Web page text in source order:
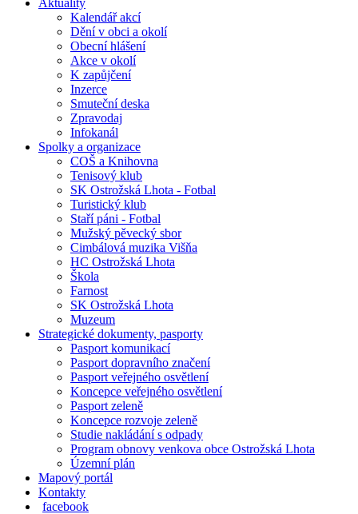
Kalendář akcí
Dění v obci a okolí
Obecní hlášení
Akce v okolí
K zapůjčení
Inzerce
Smuteční deska
Zpravodaj
Infokanál
Spolky a organizace
COŠ a Knihovna
Tenisový klub
SK Ostrožská Lhota - Fotbal
Turistický klub
Staří páni - Fotbal
Mužský pěvecký sbor
Cimbálová muzika Višňa
HC Ostrožská Lhota
Škola
Farnost
SK Ostrožská Lhota
Muzeum
Strategické dokumenty, pasporty
Pasport komunikací
Pasport dopravního značení
Pasport veřejného osvětlení
Koncepce veřejného osvětlení
Pasport zeleně
Koncepce rozvoje zeleně
Studie nakládání s odpady
Program obnovy venkova obce Ostrožská Lhota
Územní plán
Mapový portál
Kontakty
facebook